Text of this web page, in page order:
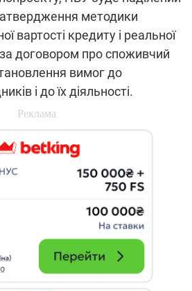
методики
вартості кредиту і реальної
договором про споживчий
вимог до
і до їх діяльності.